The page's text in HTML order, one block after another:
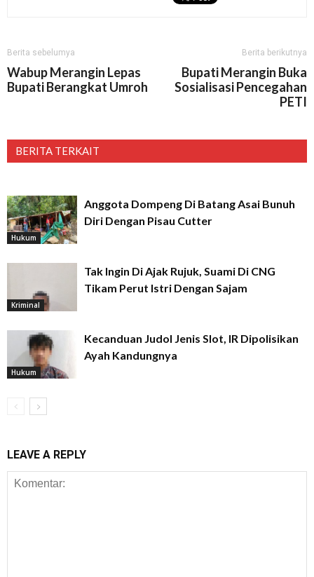
Berita sebelumya
Wabup Merangin Lepas
Bupati Berangkat Umroh
Berita berikutnya
Bupati Merangin Buka
Sosialisasi Pencegahan
PETI
BERITA TERKAIT
Hukum
Anggota Dompeng Di Batang Asai Bunuh
Diri Dengan Pisau Cutter
Kriminal
Tak Ingin Di Ajak Rujuk, Suami Di CNG
Tikam Perut Istri Dengan Sajam
Hukum
Kecanduan Judol Jenis Slot, IR Dipolisikan
Ayah Kandungnya
LEAVE A REPLY